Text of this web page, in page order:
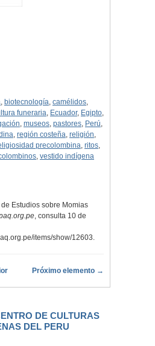
, biotecnología, camélidos,
funeraria, Ecuador, Egipto,
, museos, pastores, Perú,
, región costeña, religión,
precolombina, ritos,
, vestido indígena
Estudios sobre Momias
, consulta 10 de
items/show/12603.
Próximo elemento →
DE CULTURAS
DEL PERU